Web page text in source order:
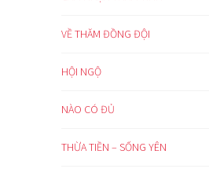
VỀ THĂM ĐỒNG ĐỘI
HỘI NGỘ
NÀO CÓ ĐỦ
THỪA TIỀN – SỐNG YÊN